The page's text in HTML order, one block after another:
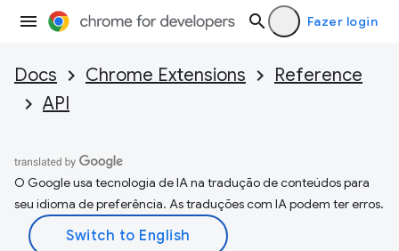
Fazer login
Docs Chrome Extensions
Reference
API
O Google usa tecnologia de IA na tradução de conteúdos para
seu idioma de preferência. As traduções com IA podem ter erros.